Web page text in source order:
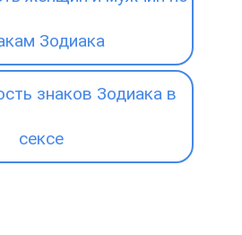
Зодиака
знаков Зодиака в
сексе